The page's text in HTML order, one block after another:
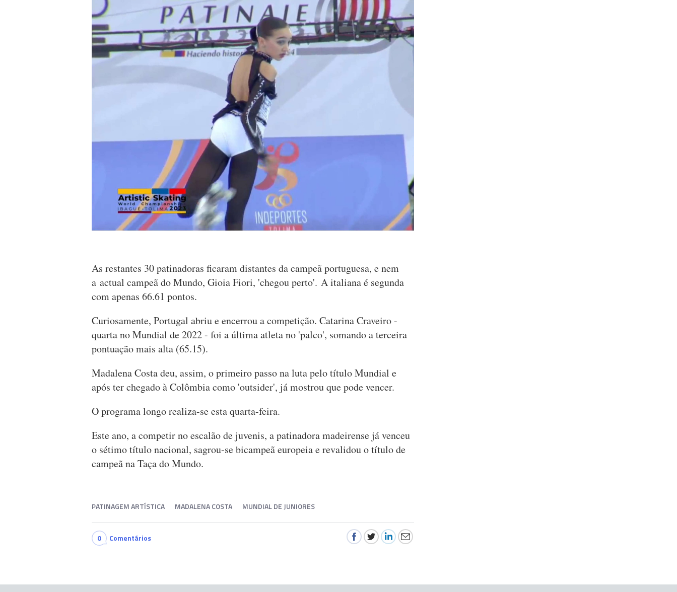
As restantes 30 patinadoras ficaram distantes da campeã portuguesa, e nem
a actual campeã do Mundo, Gioia Fiori, 'chegou perto'. A italiana é segunda
com apenas 66.61 pontos.
Curiosamente, Portugal abriu e encerrou a competição. Catarina Craveiro -
quarta no Mundial de 2022 - foi a última atleta no 'palco', somando a terceira
pontuação mais alta (65.15).
Madalena Costa deu, assim, o primeiro passo na luta pelo título Mundial e
após ter chegado à Colômbia como 'outsider', já mostrou que pode vencer.
O programa longo realiza-se esta quarta-feira.
Este ano, a competir no escalão de juvenis, a patinadora madeirense já venceu
o sétimo título nacional, sagrou-se bicampeã europeia e revalidou o título de
campeã na Taça do Mundo.
PATINAGEM ARTÍSTICA MADALENA COSTA MUNDIAL DE JUNIORES
0 Comentários